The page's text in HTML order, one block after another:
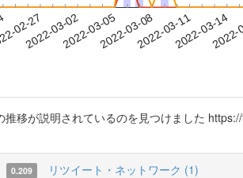
02-27
2022-03-022022-03-052022-03-082022-03-112022-03-14
移が説明されているのを見つけました
0.209 リツイート・ネットワーク (1)